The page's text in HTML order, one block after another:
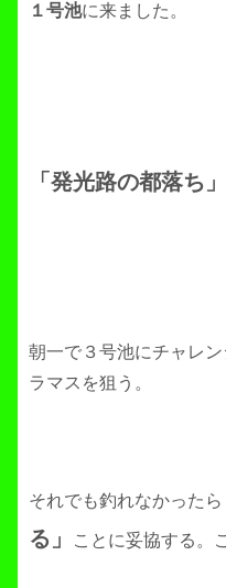
１号池に来ました。
「発光路の都落ち」
朝一で３号池にチャレ
ラマスを狙う。
それでも釣れなかった
る」
ことに妥協する。